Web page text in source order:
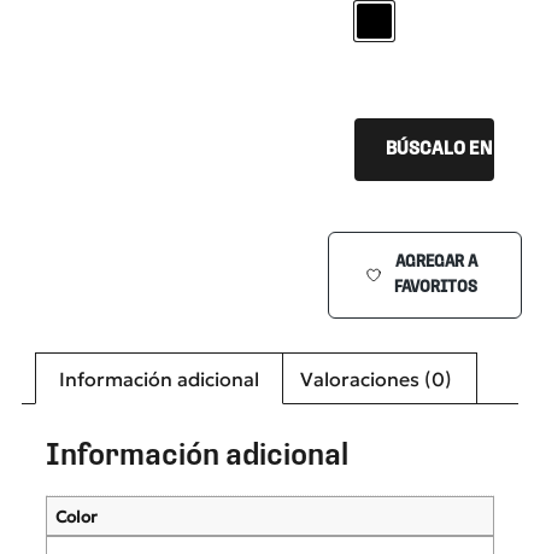
SH L GOLD BLACK
BÚSCALO EN TU
AGREGAR A
FAVORITOS
Información adicional Valoraciones (0)
Información adicional
Color